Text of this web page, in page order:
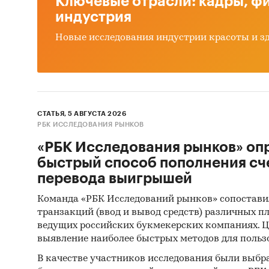
индустрия
Новые исследования индустрии красоты и
СТАТЬЯ, 5 АВГУСТА 2026
РБК ИССЛЕДОВАНИЯ РЫНКОВ
«РБК Исследования рынков»
быстрый способ пополнения
перевода выигрышей
Команда «РБК Исследований рынков»
транзакций (ввод и вывод средств) различных
ведущих российских букмекерских компаниях.
выявление наиболее быстрых методов для
В качестве участников исследования были